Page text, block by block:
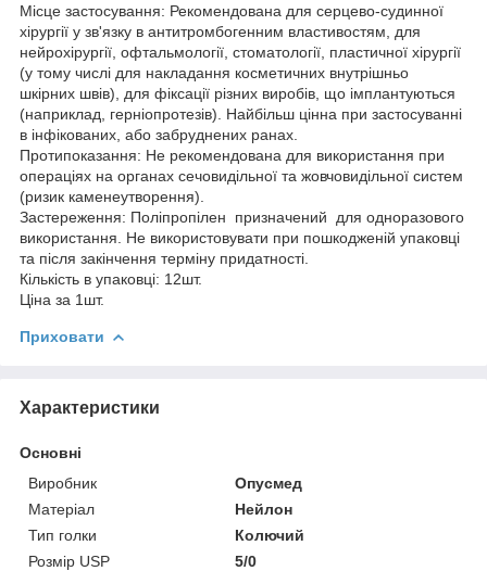
Місце застосування: Рекомендована для серцево-судинної
хірургії у зв'язку в антитромбогенним властивостям, для
нейрохірургії, офтальмології, стоматології, пластичної хірургії
(у тому числі для накладання косметичних внутрішньо
шкірних швів), для фіксації різних виробів, що імплантуються
(наприклад, герніопротезів). Найбільш цінна при застосуванні
в інфікованих, або забруднених ранах.
Протипоказання: Не рекомендована для використання при
операціях на органах сечовидільної та жовчовидільної систем
(ризик каменеутворення).
Застереження: Поліпропілен призначений для одноразового
використання. Не використовувати при пошкодженій упаковці
та після закінчення терміну придатності.
Кількість в упаковці: 12шт.
Ціна за 1шт.
Приховати
Характеристики
Основні
Виробник
Опусмед
Матеріал
Нейлон
Тип голки
Колючий
Розмір USP
5/0